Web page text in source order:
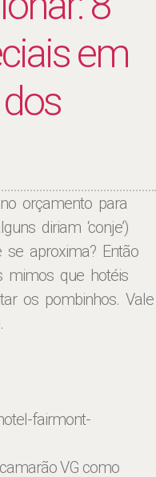
em
orçamento para
diriam ‘conje’)
aproxima? Então
mimos que hotéis
os pombinhos. Vale
VG como